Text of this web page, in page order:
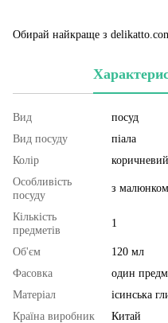
Обирай найкраще з
Вид
посуд
Вид посуду
піала
Колір
коричневий
Особливість
посуду
з
Кількість
предметів
1
Об'єм
120 мл
Фасовка
один
Матеріал
ісинська
Країна виробник
Китай